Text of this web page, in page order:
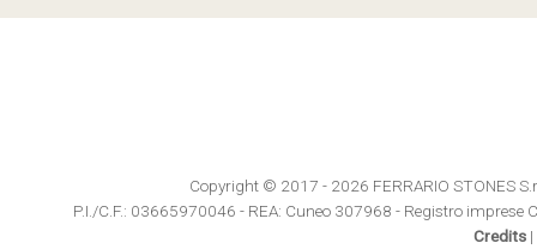
Copyright © 2017 - 2026 FERRARIO STONES
P.I./C.F.: 03665970046 - REA: Cuneo 307968 - Registro
Credits |